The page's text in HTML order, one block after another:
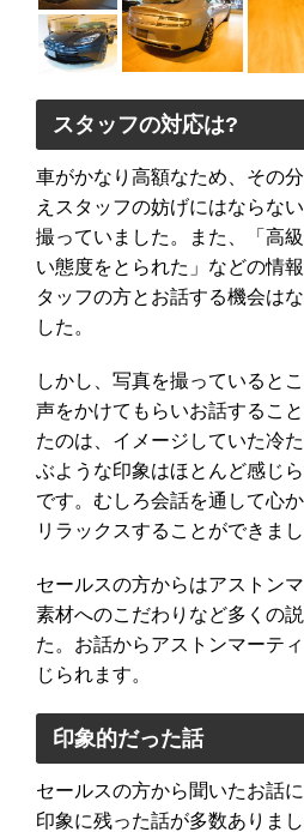
スタッフの対応は?
車がかなり高額なため、その
えスタッフの妨げにはならな
撮っていました。また、「高
い態度をとられた」などの情
タッフの方とお話する機会は
した。
しかし、写真を撮っていると
声をかけてもらいお話するこ
たのは、イメージしていた冷
ぶような印象はほとんど感じ
です。むしろ会話を通して心
リラックスすることができまし
セールスの方からはアストン
素材へのこだわりなど多くの
た。お話からアストンマーテ
じられます。
印象的だった話
セールスの方から聞いたお話
印象に残った話が多数ありま